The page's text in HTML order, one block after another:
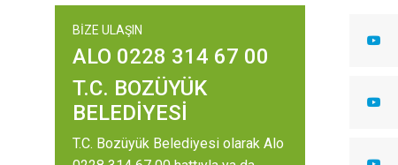
BİZE ULAŞIN
ALO 0228 314 67 00
T.C. BOZÜYÜK
BELEDİYESİ
T.C. Bozüyük Belediyesi olarak Alo